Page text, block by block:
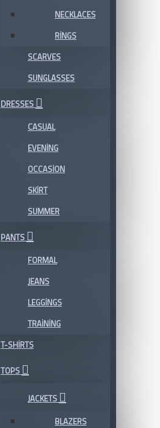
NECKLACES
RINGS
SCARVES
SUNGLASSES
DRESSES
CASUAL
EVENING
OCCASION
SKIRT
SUMMER
PANTS
FORMAL
JEANS
LEGGINGS
TRAINING
T-SHIRTS
TOPS
JACKETS
BLAZERS